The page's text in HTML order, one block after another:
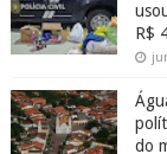
R$
do